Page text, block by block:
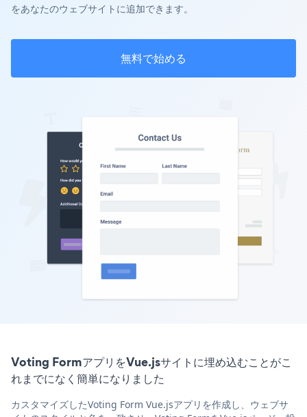
をあなたのウェブサイトに追加できます。
無料で始める
Voting FormアプリをVue.jsサイトに埋め込むことがこ
れまでになく簡単になりました
カスタマイズしたVoting Form Vue.jsアプリを作成し、ウェブサ